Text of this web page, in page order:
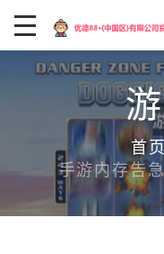
首页
手游内存告